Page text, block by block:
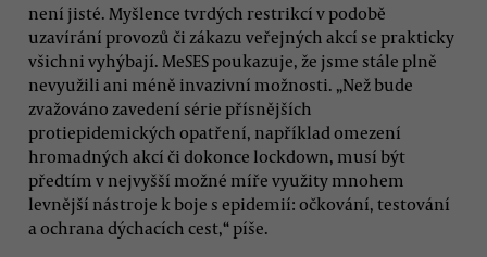
není jisté. Myšlence tvrdých restrikcí v podobě
uzavírání provozů či zákazu veřejných akcí se prakticky
všichni vyhýbají. MeSES poukazuje, že jsme stále plně
nevyužili ani méně invazivní možnosti. „Než bude
zvažováno zavedení série přísnějších
protiepidemických opatření, například omezení
hromadných akcí či dokonce lockdown, musí být
předtím v nejvyšší možné míře využity mnohem
levnější nástroje k boje s epidemií: očkování, testování
a ochrana dýchacích cest,“ píše.